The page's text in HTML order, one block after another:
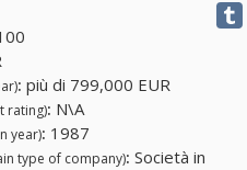
: più di 799,000 EUR
rating): N\A
year): 1987
type of company): Società in